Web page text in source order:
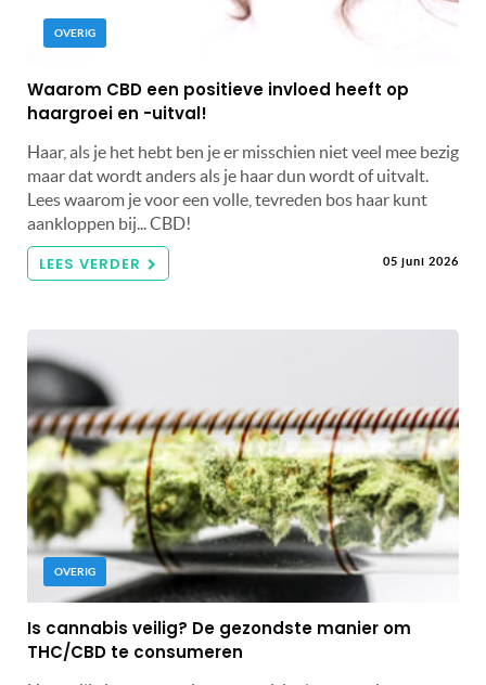
OVERIG
Waarom CBD een positieve invloed heeft op
haargroei en -uitval!
Haar, als je het hebt ben je er misschien niet veel mee bezig
maar dat wordt anders als je haar dun wordt of uitvalt.
Lees waarom je voor een volle, tevreden bos haar kunt
aankloppen bij... CBD!
LEES VERDER 05 juni 2026
OVERIG
Is cannabis veilig? De gezondste manier om
THC/CBD te consumeren